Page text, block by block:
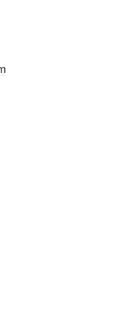
場